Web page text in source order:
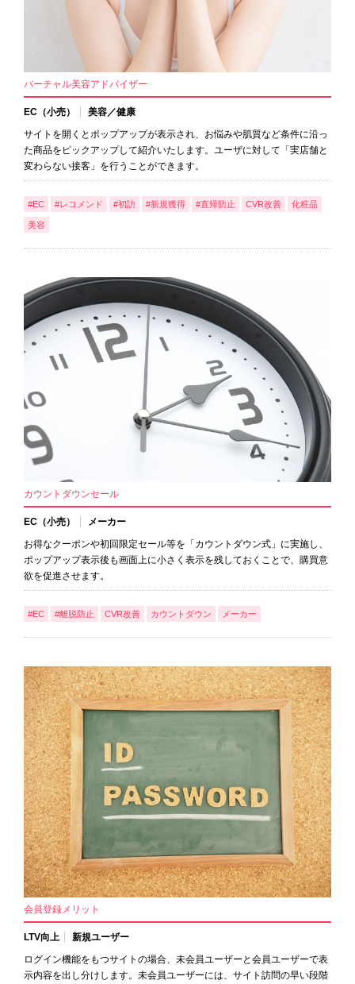
バーチャル美容アドバイザー
EC（小売）
美容／健康
サイトを開くとポップアップが表示され、お悩みや肌質など条件に沿っ
た商品をピックアップして紹介いたします。ユーザに対して「実店舗と
変わらない接客」を行うことができます。
#EC #レコメンド #初訪 #新規獲得 #直帰防止 CVR改善 化粧品
美容
カウントダウンセール
EC（小売）
メーカー
お得なクーポンや初回限定セール等を「カウントダウン式」に実施し、
ポップアップ表示後も画面上に小さく表示を残しておくことで、購買意
欲を促進させます。
#EC #離脱防止 CVR改善 カウントダウン メーカー
会員登録メリット
LTV向上
新規ユーザー
ログイン機能をもつサイトの場合、未会員ユーザーと会員ユーザーで表
示内容を出し分けします。未会員ユーザーには、サイト訪問の早い段階